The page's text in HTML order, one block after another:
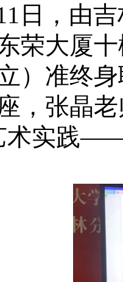
日，由
荣大厦
）准终
，张晶
术实践